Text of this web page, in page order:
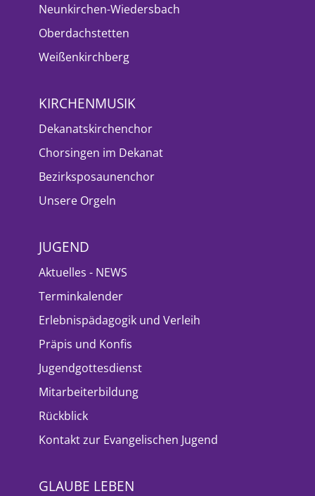
Neunkirchen-Wiedersbach
Oberdachstetten
Weißenkirchberg
KIRCHENMUSIK
Dekanatskirchenchor
Chorsingen im Dekanat
Bezirksposaunenchor
Unsere Orgeln
JUGEND
Aktuelles - NEWS
Terminkalender
Erlebnispädagogik und Verleih
Präpis und Konfis
Jugendgottesdienst
Mitarbeiterbildung
Rückblick
Kontakt zur Evangelischen Jugend
GLAUBE LEBEN